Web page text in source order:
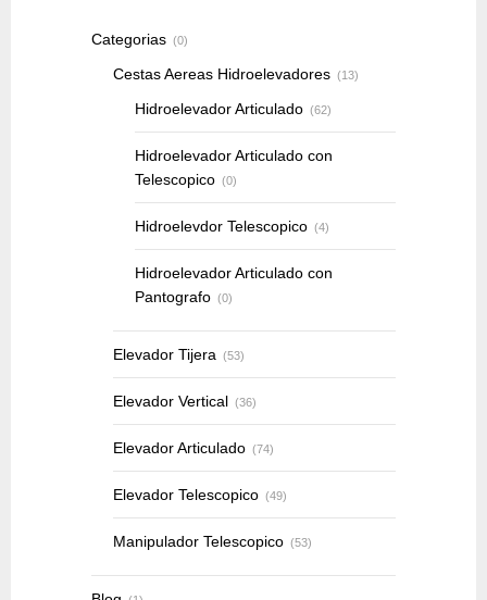
Categorias (0)
Cestas Aereas Hidroelevadores (13)
Hidroelevador Articulado (62)
Hidroelevador Articulado con
Telescopico (0)
Hidroelevdor Telescopico (4)
Hidroelevador Articulado con
Pantografo (0)
Elevador Tijera (53)
Elevador Vertical (36)
Elevador Articulado (74)
Elevador Telescopico (49)
Manipulador Telescopico (53)